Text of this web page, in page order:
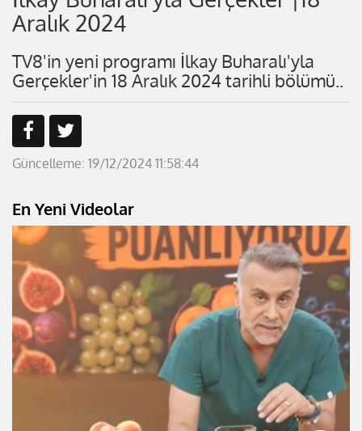
Aralık 2024
TV8'in yeni programı İlkay Buharalı'yla
Gerçekler'in 18 Aralık 2024 tarihli bölümü..
Güncelleme: 19/12/2024 11:58:44
En Yeni Videolar